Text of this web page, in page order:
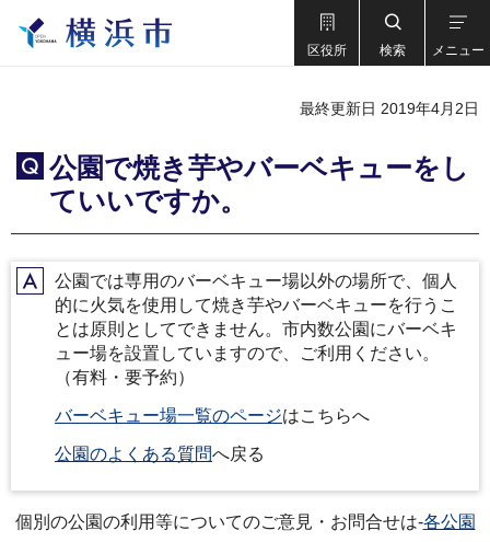
区役所 検索 メニュー
最終更新日 2019年4月2日
Q
公園で焼き芋やバーベキューをし
ていいですか。
A公園では専用のバーベキュー場以外の場所で、個人
的に火気を使用して焼き芋やバーベキューを行うこ
とは原則としてできません。市内数公園にバーベキ
ュー場を設置していますので、ご利用ください。
（有料・要予約）
バーベキュー場一覧のページはこちらへ
公園のよくある質問へ戻る
個別の公園の利用等についてのご意見・お問合せは-各公園